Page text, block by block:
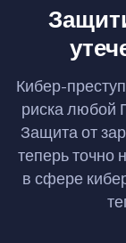
Кибер-
риска любой
Защита от
теперь точно
в сфере